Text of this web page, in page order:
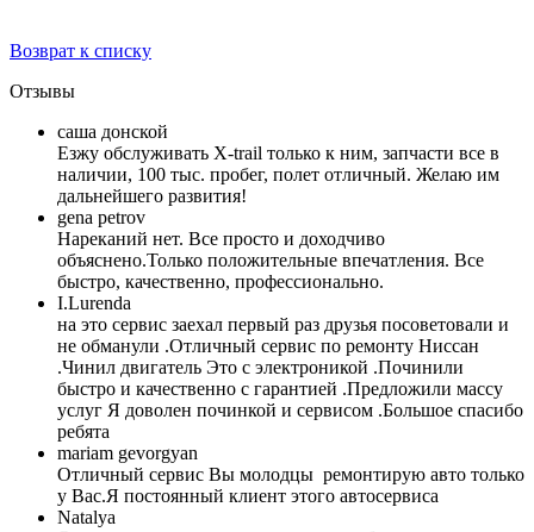
Возврат к списку
Отзывы
caша донской
Езжу обслуживать X-trail только к ним, запчасти все в
наличии, 100 тыс. пробег, полет отличный. Желаю им
дальнейшего развития!
gena petrov
Нареканий нет. Все просто и доходчиво
объяснено.Только положительные впечатления. Все
быстро, качественно, профессионально.
I.Lurenda
на это сервис заехал первый раз друзья посоветовали и
не обманули .Отличный сервис по ремонту Ниссан
.Чинил двигатель Это с электроникой .Починили
быстро и качественно с гарантией .Предложили массу
услуг Я доволен починкой и сервисом .Большое спасибо
ребята
mariam gevorgyan
Отличный сервис Вы молодцы ремонтирую авто только
у Вас.Я постоянный клиент этого автосервиса
Natalya